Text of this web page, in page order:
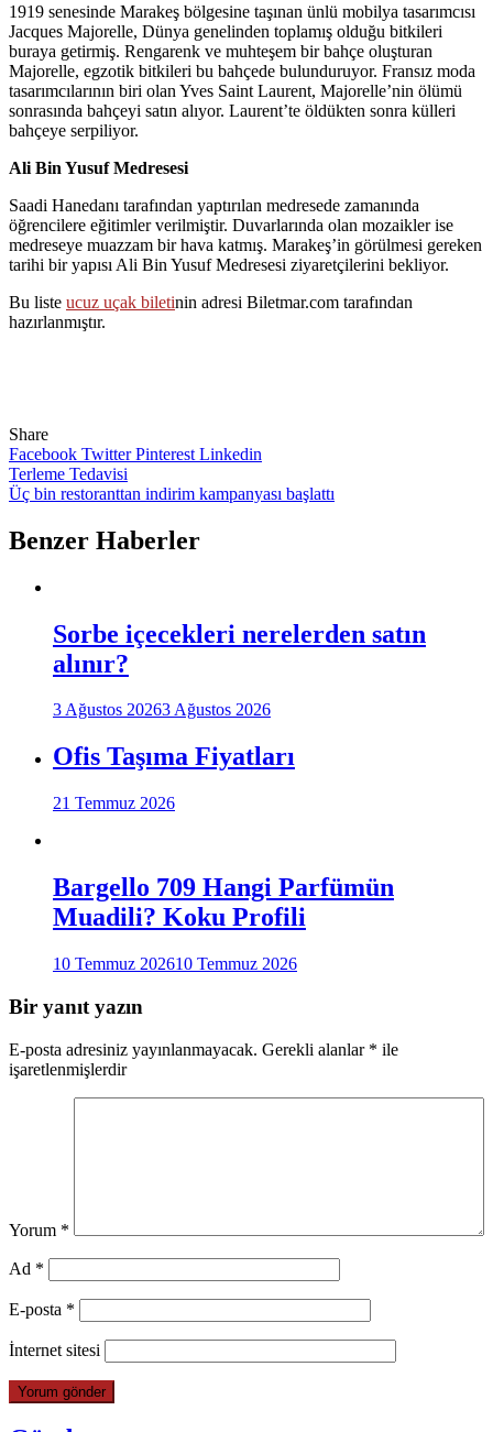
1919 senesinde Marakeş bölgesine taşınan ünlü mobilya tasarımcısı
Jacques Majorelle, Dünya genelinden toplamış olduğu bitkileri
buraya getirmiş. Rengarenk ve muhteşem bir bahçe oluşturan
Majorelle, egzotik bitkileri bu bahçede bulunduruyor. Fransız moda
tasarımcılarının biri olan Yves Saint Laurent, Majorelle’nin ölümü
sonrasında bahçeyi satın alıyor. Laurent’te öldükten sonra külleri
bahçeye serpiliyor.
Ali Bin Yusuf Medresesi
Saadi Hanedanı tarafından yaptırılan medresede zamanında
öğrencilere eğitimler verilmiştir. Duvarlarında olan mozaikler ise
medreseye muazzam bir hava katmış. Marakeş’in görülmesi gereken
tarihi bir yapısı Ali Bin Yusuf Medresesi ziyaretçilerini bekliyor.
Bu liste ucuz uçak biletinin adresi Biletmar.com tarafından
hazırlanmıştır.
Share
Facebook TwitterPinterest Linkedin
Yazı
gezinmesi
Terleme Tedavisi
Üç bin restoranttan indirim kampanyası başlattı
Benzer Haberler
Sorbe içecekleri nerelerden satın
alınır?
3 Ağustos 20263 Ağustos 2026
Ofis Taşıma Fiyatları
21 Temmuz 2026
Bargello 709 Hangi Parfümün
Muadili? Koku Profili
10 Temmuz 202610 Temmuz 2026
Bir yanıt yazın
E-posta adresiniz yayınlanmayacak. Gerekli alanlar * ile
işaretlenmişlerdir
Yorum *
Ad *
E-posta *
İnternet sitesi